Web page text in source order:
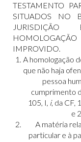
TESTAMENTO
SITUADOS NO
IMPROVIDO.
A homologação
que não haja
pessoa
cumprimento
105, I, i, da CF,
e
A matéria
particular e à